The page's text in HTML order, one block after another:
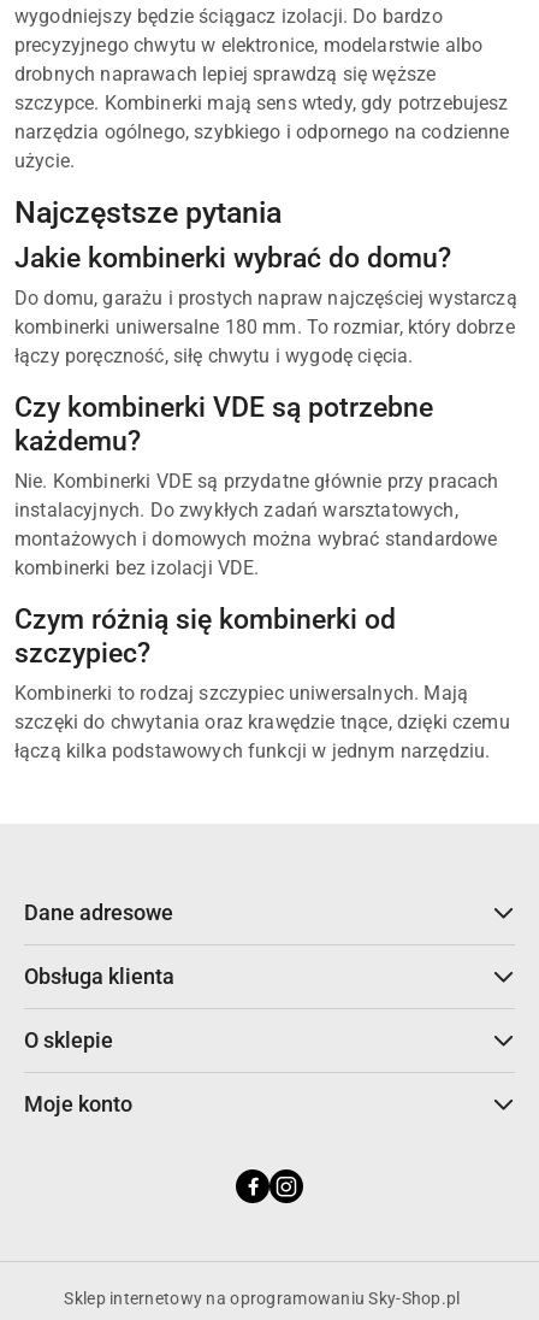
wygodniejszy będzie ściągacz izolacji. Do bardzo
precyzyjnego chwytu w elektronice, modelarstwie albo
drobnych naprawach lepiej sprawdzą się węższe
szczypce. Kombinerki mają sens wtedy, gdy potrzebujesz
narzędzia ogólnego, szybkiego i odpornego na codzienne
użycie.
Najczęstsze pytania
Jakie kombinerki wybrać do domu?
Do domu, garażu i prostych napraw najczęściej wystarczą
kombinerki uniwersalne 180 mm. To rozmiar, który dobrze
łączy poręczność, siłę chwytu i wygodę cięcia.
Czy kombinerki VDE są potrzebne
każdemu?
Nie. Kombinerki VDE są przydatne głównie przy pracach
instalacyjnych. Do zwykłych zadań warsztatowych,
montażowych i domowych można wybrać standardowe
kombinerki bez izolacji VDE.
Czym różnią się kombinerki od
szczypiec?
Kombinerki to rodzaj szczypiec uniwersalnych. Mają
szczęki do chwytania oraz krawędzie tnące, dzięki czemu
łączą kilka podstawowych funkcji w jednym narzędziu.
Dane adresowe
Obsługa klienta
O sklepie
Moje konto
Sklep internetowy na oprogramowaniu Sky-Shop.pl